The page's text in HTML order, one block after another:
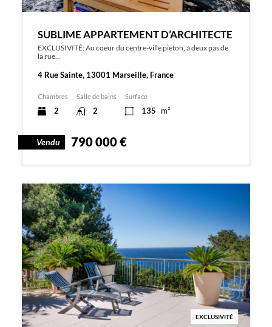
SUBLIME APPARTEMENT D’ARCHITECTE
EXCLUSIVITÉ: Au coeur du centre-ville piéton, à deux pas de
la rue…
4 Rue Sainte, 13001 Marseille, France
Chambres
2
Salle de bains
2
Surface
135 m²
Vendu 790 000 €
EXCLUSIVITÉ